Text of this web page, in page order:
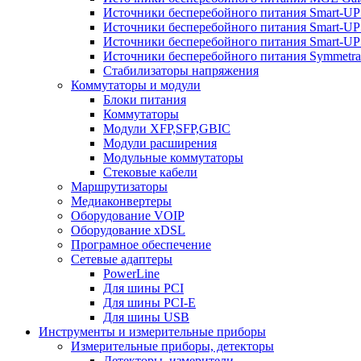
Источники бесперебойного питания Smart-
Источники бесперебойного питания Smart-
Источники бесперебойного питания Smart-
Источники бесперебойного питания Symmetra
Стабилизаторы напряжения
Коммутаторы и модули
Блоки питания
Коммутаторы
Модули XFP,SFP,GBIC
Модули расширения
Модульные коммутаторы
Стековые кабели
Маршрутизаторы
Медиаконвертеры
Оборудование VOIP
Оборудование xDSL
Програмное обеспечение
Сетевые адаптеры
PowerLine
Для шины PCI
Для шины PCI-E
Для шины USB
Инструменты и измерительные приборы
Измерительные приборы, детекторы